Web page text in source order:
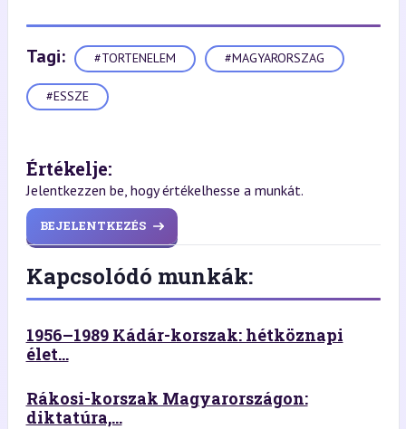
Tagi: #TORTENELEM #MAGYARORSZAG
#ESSZE
Értékelje:
Jelentkezzen be, hogy értékelhesse a munkát.
BEJELENTKEZÉS
Kapcsolódó munkák:
1956–1989 Kádár-korszak: hétköznapi
élet...
Rákosi-korszak Magyarországon:
diktatúra,...